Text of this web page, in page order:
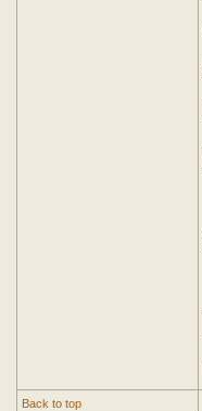
Back to top